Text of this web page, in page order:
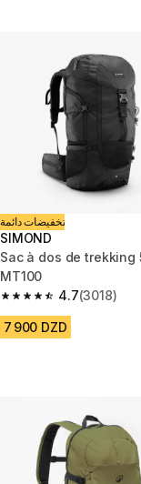
تخفيضات دائمة
SIMOND
Sac à dos de trekking
MT100
4.7
4.7 out of 5 stars from
(3018)
7 900 DZD